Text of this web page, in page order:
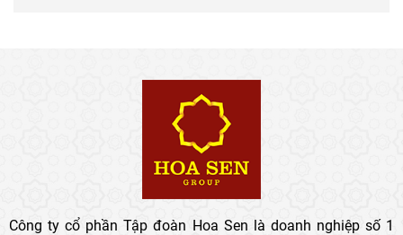
Công ty cổ phần Tập đoàn Hoa Sen là doanh nghiệp số 1